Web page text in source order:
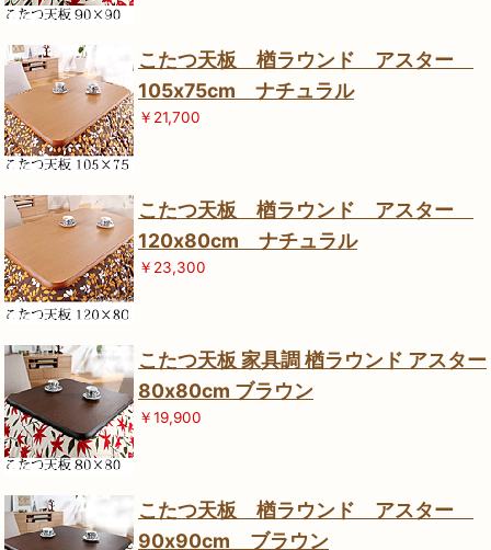
こたつ天板 楢ラウンド アスター
105x75cm ナチュラル
￥21,700
こたつ天板 楢ラウンド アスター
120x80cm ナチュラル
￥23,300
こたつ天板 家具調 楢ラウンド アスター
80x80cm ブラウン
￥19,900
こたつ天板 楢ラウンド アスター
90x90cm ブラウン